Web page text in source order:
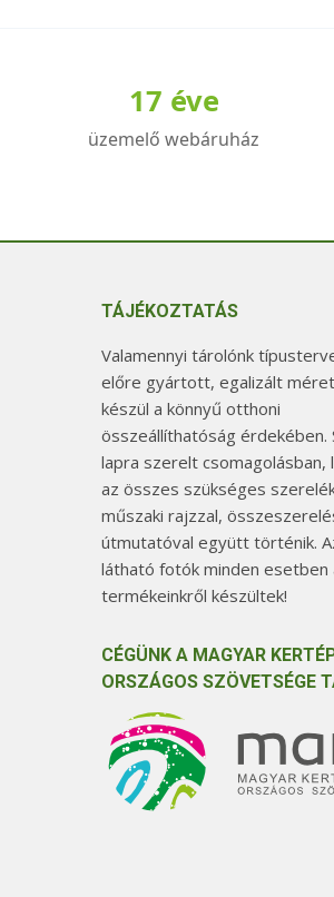
17 éve
üzemelő webáruház
TÁJÉKOZTATÁS
Valamennyi tárolónk
előre gyártott, egalizált
készül a könnyű otthoni
összeállíthatóság érdekében.
lapra szerelt csomagolásban,
az összes szükséges
műszaki rajzzal,
útmutatóval együtt történik.
látható fotók minden esetben
termékeinkről készültek!
CÉGÜNK A MAGYAR
ORSZÁGOS SZÖVETSÉGE